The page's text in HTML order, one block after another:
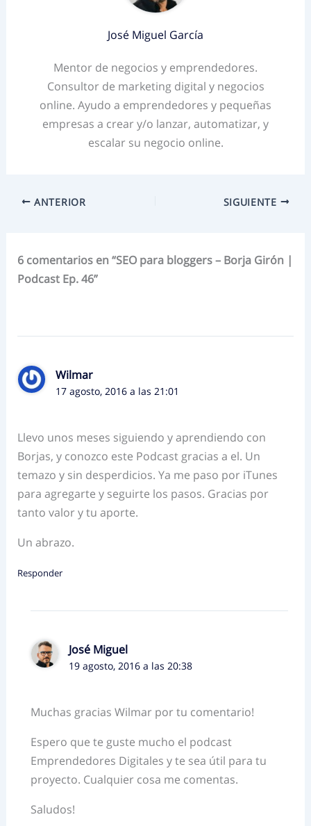
José Miguel García
Mentor de negocios y emprendedores.
Consultor de marketing digital y negocios
online. Ayudo a emprendedores y pequeñas
empresas a crear y/o lanzar, automatizar, y
escalar su negocio online.
ANTERIOR SIGUIENTE
6 comentarios en “SEO para bloggers – Borja Girón |
Podcast Ep. 46”
Wilmar
17 agosto, 2016 a las 21:01
Llevo unos meses siguiendo y aprendiendo con
Borjas, y conozco este Podcast gracias a el. Un
temazo y sin desperdicios. Ya me paso por iTunes
para agregarte y seguirte los pasos. Gracias por
tanto valor y tu aporte.
Un abrazo.
Responder
José Miguel
19 agosto, 2016 a las 20:38
Muchas gracias Wilmar por tu comentario!
Espero que te guste mucho el podcast
Emprendedores Digitales y te sea útil para tu
proyecto. Cualquier cosa me comentas.
Saludos!